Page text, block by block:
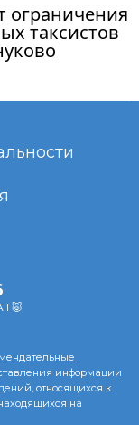
ограничения
таксистов
🐷
информации
относящихся к
на